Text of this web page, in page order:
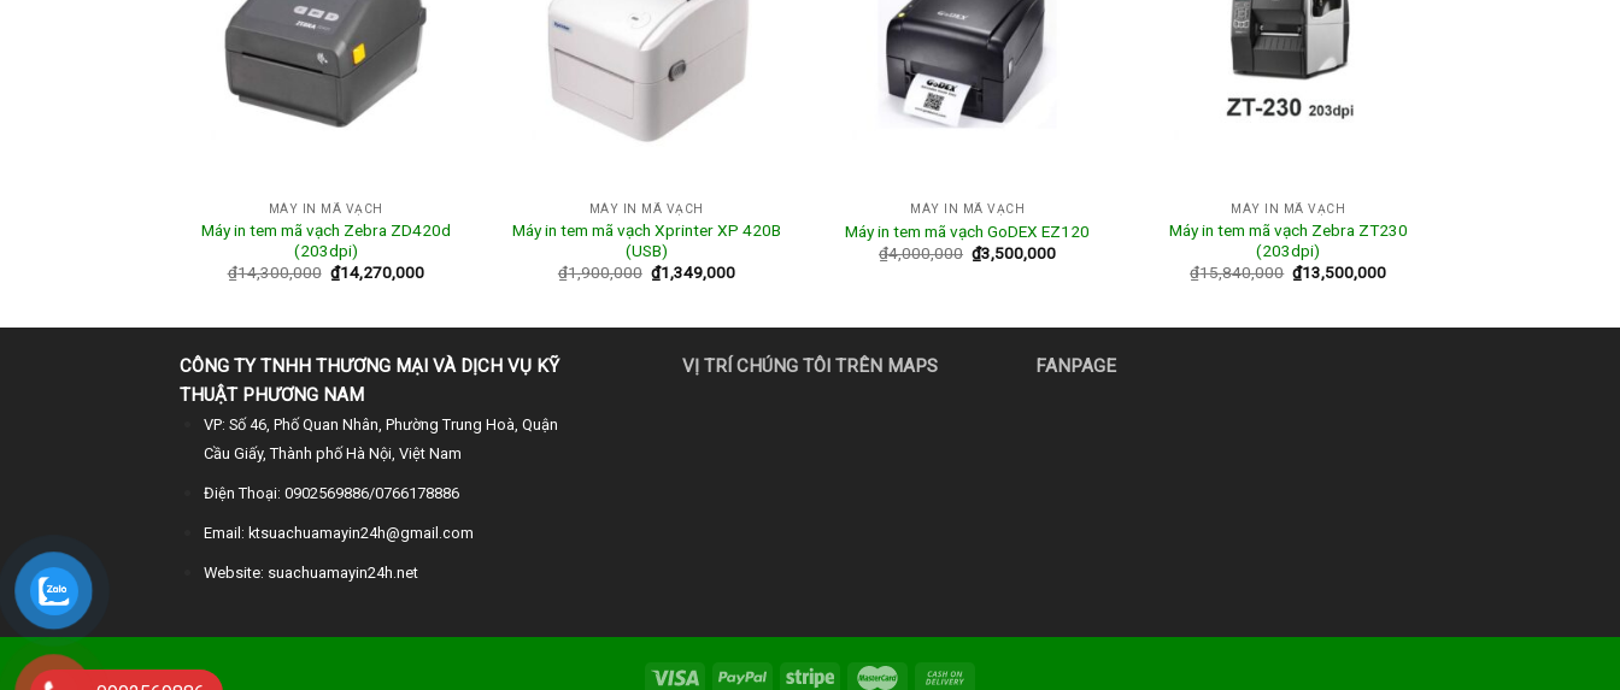
MÁY IN MÃ VẠCH
Máy in tem mã vạch Zebra ZD420d
(203dpi)
₫14,300,000 ₫14,270,000
MÁY IN MÃ VẠCH
Máy in tem mã vạch Xprinter XP 420B
(USB)
₫1,900,000 ₫1,349,000
MÁY IN MÃ VẠCH
Máy in tem mã vạch GoDEX EZ120
₫4,000,000 ₫3,500,000
MÁY IN MÃ VẠCH
Máy in tem mã vạch Zebra ZT230
(203dpi)
₫15,840,000 ₫13,500,000
CÔNG TY TNHH THƯƠNG MẠI VÀ DỊCH VỤ KỸ
THUẬT PHƯƠNG NAM
VP: Số 46, Phố Quan Nhân, Phường Trung Hoà, Quận
Cầu Giấy, Thành phố Hà Nội, Việt Nam
Điện Thoại: 0902569886/0766178886
Email: ktsuachuamayin24h@gmail.com
Website: suachuamayin24h.net
VỊ TRÍ CHÚNG TÔI TRÊN MAPS FANPAGE